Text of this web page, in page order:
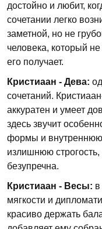
достойно и любит,
сочетании легко
заметной, но не
человека, который
его получает.
Кристиаан - Дева:
сочетаний.
аккуратен и умеет
здесь звучит
формы и внутреннюю
излишнюю строгость,
безупречна.
Кристиаан - Весы:
мягкости и
красиво держать